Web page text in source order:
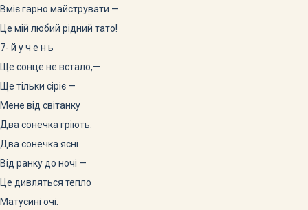
Вміє гарно майструвати —
Це мій любий рідний тато!
7- й у ч е н ь
Ще сонце не встало,—
Ще тільки сіріє —
Мене від світанку
Два сонечка гріють.
Два сонечка ясні
Від ранку до ночі —
Це дивляться тепло
Матусині очі.